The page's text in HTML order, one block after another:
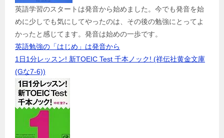
英語学習のスタートは発音から始めました。今でも発音を始
めに少しでも気にしてやったのは、その後の勉強にとってよ
かったと感じてます。発音は始めの一歩です。
英語勉強の「はじめ」は発音から
1日1分レッスン! 新TOEIC Test 千本ノック! (祥伝社黄金文庫
(Gな7-6))